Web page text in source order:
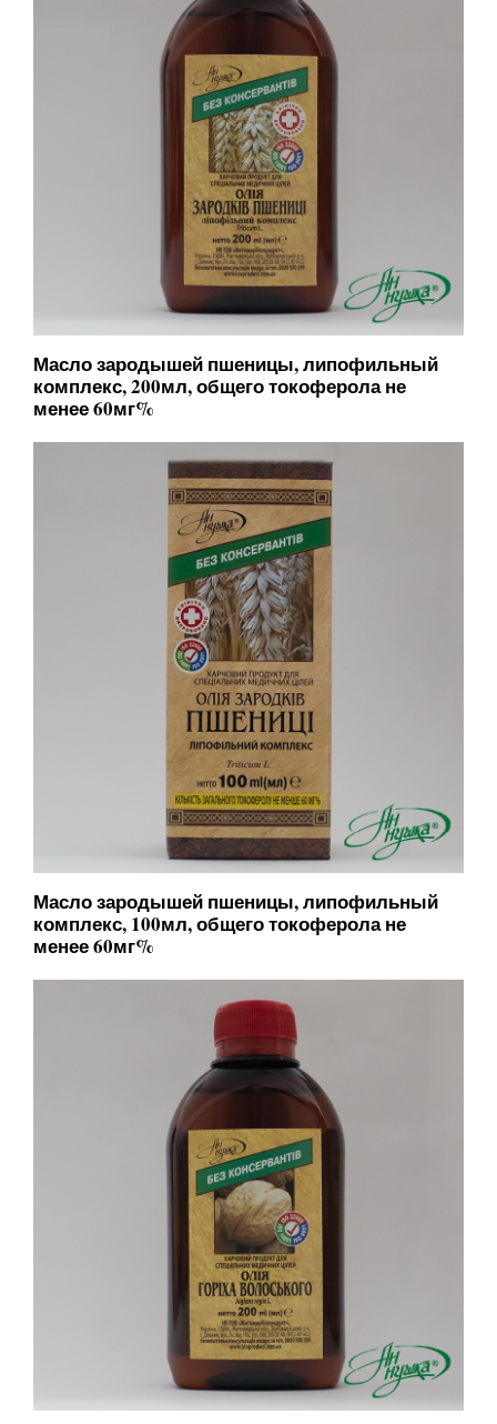
Масло зародышей пшеницы, липофильный
комплекс, 200мл, общего токоферола не
менее 60мг%
Масло зародышей пшеницы, липофильный
комплекс, 100мл, общего токоферола не
менее 60мг%